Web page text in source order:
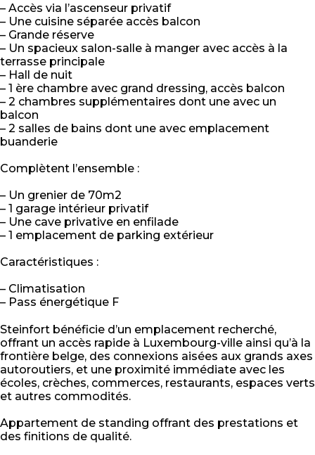
– Accès via l’ascenseur privatif
– Une cuisine séparée accès balcon
– Grande réserve
– Un spacieux salon-salle à manger avec accès à la
terrasse principale
– Hall de nuit
– 1 ère chambre avec grand dressing, accès balcon
– 2 chambres supplémentaires dont une avec un
balcon
– 2 salles de bains dont une avec emplacement
buanderie
Complètent l’ensemble :
– Un grenier de 70m2
– 1 garage intérieur privatif
– Une cave privative en enfilade
– 1 emplacement de parking extérieur
Caractéristiques :
– Climatisation
– Pass énergétique F
Steinfort bénéficie d’un emplacement recherché,
offrant un accès rapide à Luxembourg-ville ainsi qu’à la
frontière belge, des connexions aisées aux grands axes
autoroutiers, et une proximité immédiate avec les
écoles, crèches, commerces, restaurants, espaces verts
et autres commodités.
Appartement de standing offrant des prestations et
des finitions de qualité.